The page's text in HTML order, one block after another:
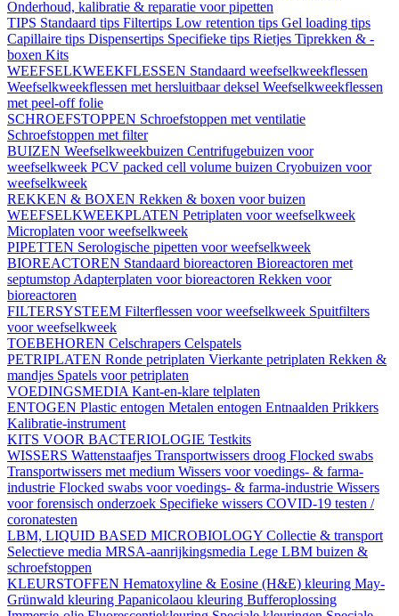
Onderhoud, kalibratie & reparatie voor pipetten
TIPS Standaard tips Filtertips Low retention tips Gel loading tips
Capillaire tips Dispensertips Specifieke tips Rietjes Tiprekken & -
boxen Kits
WEEFSELKWEEKFLESSEN Standaard weefselkweekflessen
Weefselkweekflessen met hersluitbaar deksel Weefselkweekflessen
met peel-off folie
SCHROEFSTOPPEN Schroefstoppen met ventilatie
Schroefstoppen met filter
BUIZEN Weefselkweekbuizen Centrifugebuizen voor
weefselkweek PCV packed cell volume buizen Cryobuizen voor
weefselkweek
REKKEN & BOXEN Rekken & boxen voor buizen
WEEFSELKWEEKPLATEN Petriplaten voor weefselkweek
Microplaten voor weefselkweek
PIPETTEN Serologische pipetten voor weefselkweek
BIOREACTOREN Standaard bioreactoren Bioreactoren met
septumstop Adapterplaten voor bioreactoren Rekken voor
bioreactoren
FILTERSYSTEEM Filterflessen voor weefselkweek Spuitfilters
voor weefselkweek
TOEBEHOREN Celschrapers Celspatels
PETRIPLATEN Ronde petriplaten Vierkante petriplaten Rekken &
mandjes Spatels voor petriplaten
VOEDINGSMEDIA Kant-en-klare telplaten
ENTOGEN Plastic entogen Metalen entogen Entnaalden Prikkers
Kalibratie-instrument
KITS VOOR BACTERIOLOGIE Testkits
WISSERS Wattenstaafjes Transportwissers droog Flocked swabs
Transportwissers met medium Wissers voor voedings- & farma-
industrie Flocked swabs voor voedings- & farma-industrie Wissers
voor forensisch onderzoek Specifieke wissers COVID-19 testen /
coronatesten
LBM, LIQUID BASED MICROBIOLOGY Collectie & transport
Selectieve media MRSA-aanrijkingsmedia Lege LBM buizen &
schroefstoppen
KLEURSTOFFEN Hematoxyline & Eosine (H&E) kleuring May-
Grünwald kleuring Papanicolaou kleuring Bufferoplossing